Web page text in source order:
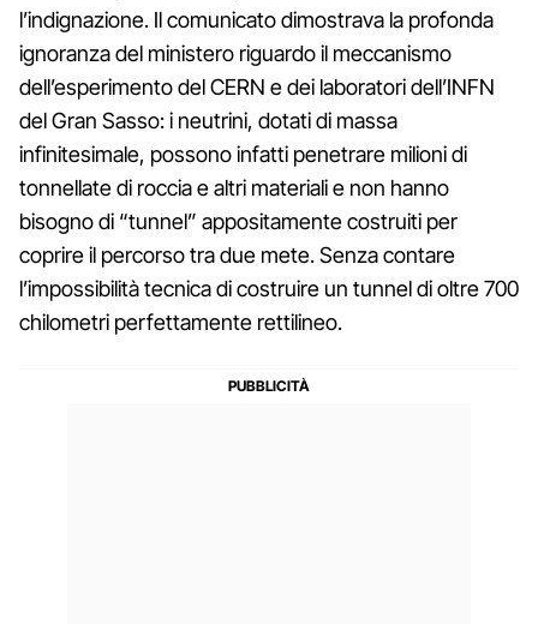
l’indignazione. Il comunicato dimostrava la profonda
ignoranza del ministero riguardo il meccanismo
dell’esperimento del CERN e dei laboratori dell’INFN
del Gran Sasso: i neutrini, dotati di massa
infinitesimale, possono infatti penetrare milioni di
tonnellate di roccia e altri materiali e non hanno
bisogno di “tunnel” appositamente costruiti per
coprire il percorso tra due mete. Senza contare
l’impossibilità tecnica di costruire un tunnel di oltre 700
chilometri perfettamente rettilineo.